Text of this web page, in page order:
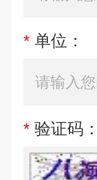
* 单位：
* 验证码：